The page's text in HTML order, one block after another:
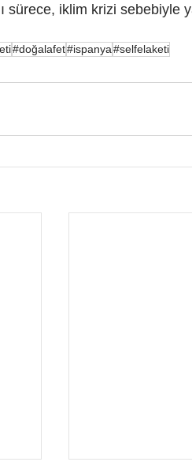
sürece, iklim krizi sebebiyle
#doğalafet#ispanya#selfelaketi